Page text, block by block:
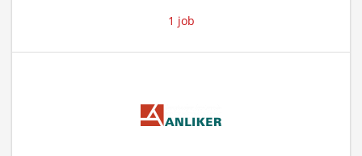
1 job